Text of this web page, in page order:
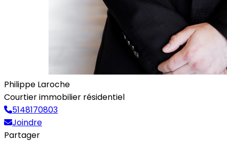
Philippe Laroche
Courtier immobilier résidentiel
5148170803
Joindre
Partager